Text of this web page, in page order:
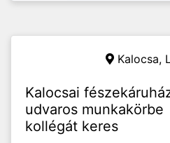
Kalocsa,
Kalocsai
udvaros munkakörbe
kollégát keres